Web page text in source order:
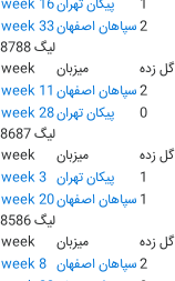
week 16پيکان تهران 1
week 33سپاهان اصفهان2
لیگ 8788
week
میزبان گل زده
week 11 سپاهان اصفهان2
week 28پيکان تهران 0
لیگ 8687
week
میزبان گل زده
week 3 پيکان تهران 1
week 20سپاهان اصفهان 1
لیگ 8586
week
میزبان گل زده
week 8 سپاهان اصفهان2